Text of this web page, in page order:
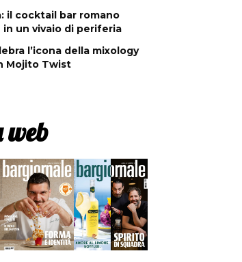
il cocktail bar romano
in un vivaio di periferia
l’icona della mixology
Mojito Twist